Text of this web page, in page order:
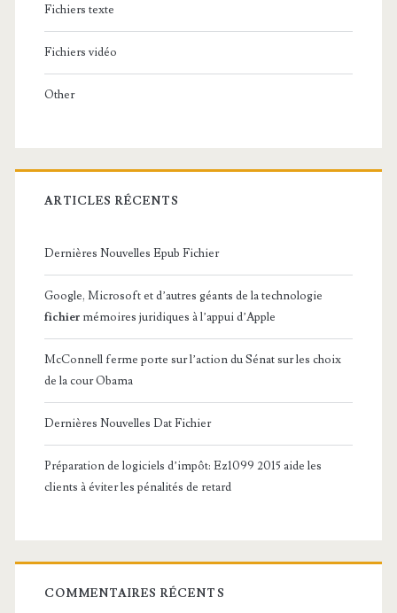
Fichiers texte
Fichiers vidéo
Other
ARTICLES RÉCENTS
Dernières Nouvelles Epub Fichier
Google, Microsoft et d’autres géants de la technologie
fichier mémoires juridiques à l’appui d’Apple
McConnell ferme porte sur l’action du Sénat sur les choix
de la cour Obama
Dernières Nouvelles Dat Fichier
Préparation de logiciels d’impôt: Ez1099 2015 aide les
clients à éviter les pénalités de retard
COMMENTAIRES RÉCENTS